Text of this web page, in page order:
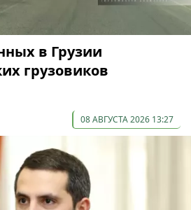
в Грузии
грузовиков
08 АВГУСТА 2026 13:27